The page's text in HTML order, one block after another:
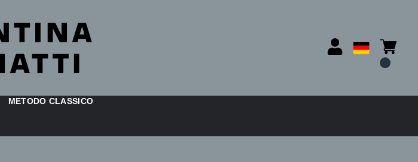
METODO CLASSICO